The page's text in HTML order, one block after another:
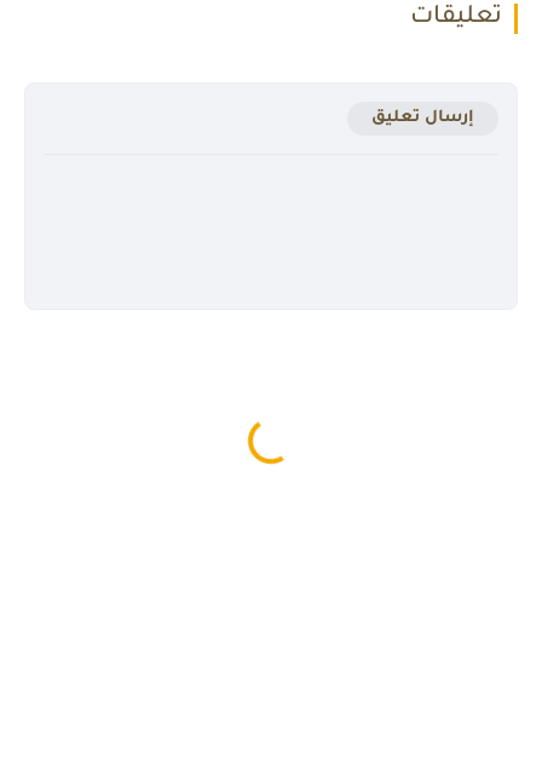
تعليقات
إرسال تعليق